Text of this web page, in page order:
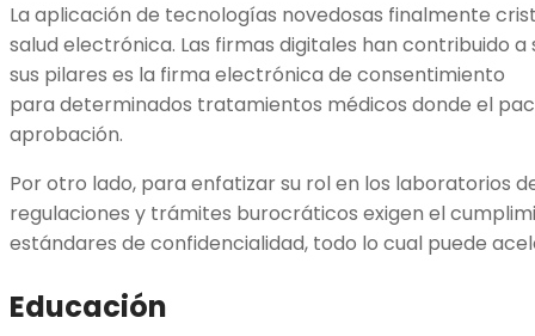
La aplicación de tecnologías novedosas finalmente
salud electrónica. Las firmas digitales han contribuido
sus pilares es la firma electrónica de consentimiento
para determinados tratamientos médicos donde el
aprobación.
Por otro lado, para enfatizar su rol en los laboratorios
regulaciones y trámites burocráticos exigen el
estándares de confidencialidad, todo lo cual puede
Educación